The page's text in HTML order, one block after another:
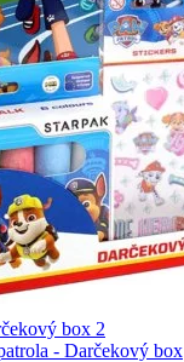
box 2
- Darčekový box